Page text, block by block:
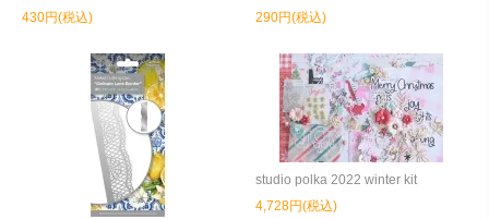
430円(税込)
290円(税込)
studio polka 2022 winter kit
4,728円(税込)